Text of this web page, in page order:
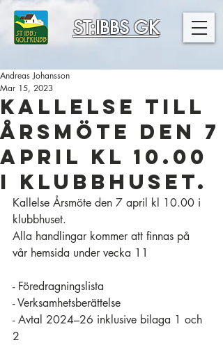
ST:IBBS GK
Kallelse till
Årsmöte den 7
april kl 10.00
i klubbhuset.
Andreas Johansson
Mar 15, 2023
Kallelse Årsmöte den 7 april kl 10.00 i
klubbhuset.
Alla handlingar kommer att finnas på
vår hemsida under vecka 11
- Föredragningslista
- Verksamhetsberättelse
- Avtal 2024–26 inklusive bilaga 1 och
2